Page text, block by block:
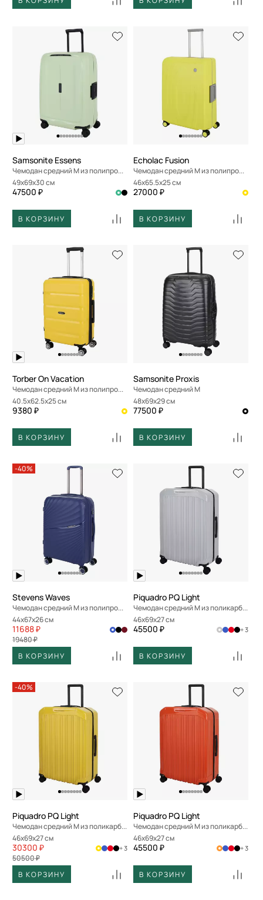
Samsonite Essens
Чемодан средний M из полипропилена
49x69x30 см
47500 ₽
В КОРЗИНУ
Echolac Fusion
Чемодан средний M из полипропилена
46x65.5x25 см
27000 ₽
В КОРЗИНУ
Torber On Vacation
Чемодан средний M из полипропилена
40.5x62.5x25 см
9380 ₽
В КОРЗИНУ
Samsonite Proxis
Чемодан средний M
48x69x29 см
77500 ₽
В КОРЗИНУ
-40%
Stevens Waves
Чемодан средний M из полипропилена
44x67x26 см
11688 ₽
19480 ₽
В КОРЗИНУ
Piquadro PQ Light
Чемодан средний M из поликарбоната
46x69x27 см
45500 ₽ + 3
В КОРЗИНУ
-40%
Piquadro PQ Light
Чемодан средний M из поликарбоната
46x69x27 см
30300 ₽
50500 ₽
+ 3
В КОРЗИНУ
Piquadro PQ Light
Чемодан средний M из поликарбоната
46x69x27 см
45500 ₽ + 3
В КОРЗИНУ